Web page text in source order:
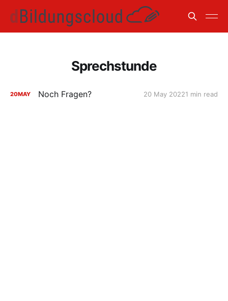
Sprechstunde
20MAY Noch Fragen? 20 May 20221 min read